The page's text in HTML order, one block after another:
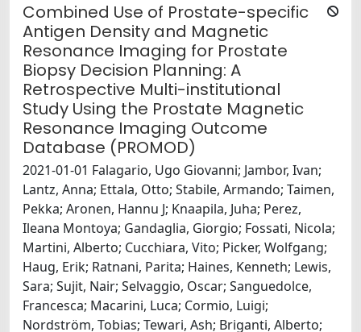
Combined Use of Prostate-specific
Antigen Density and Magnetic
Resonance Imaging for Prostate
Biopsy Decision Planning: A
Retrospective Multi-institutional
Study Using the Prostate Magnetic
Resonance Imaging Outcome
Database (PROMOD)
2021-01-01 Falagario, Ugo Giovanni; Jambor, Ivan;
Lantz, Anna; Ettala, Otto; Stabile, Armando; Taimen,
Pekka; Aronen, Hannu J; Knaapila, Juha; Perez,
Ileana Montoya; Gandaglia, Giorgio; Fossati, Nicola;
Martini, Alberto; Cucchiara, Vito; Picker, Wolfgang;
Haug, Erik; Ratnani, Parita; Haines, Kenneth; Lewis,
Sara; Sujit, Nair; Selvaggio, Oscar; Sanguedolce,
Francesca; Macarini, Luca; Cormio, Luigi;
Nordström, Tobias; Tewari, Ash; Briganti, Alberto;